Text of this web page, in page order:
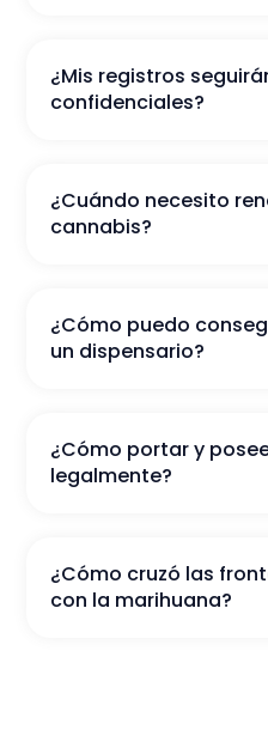
¿Mis registros
confidenciales?
¿Cuándo necesito
cannabis?
¿Cómo puedo
un dispensario?
¿Cómo portar y
legalmente?
¿Cómo cruzó las
con la marihuana?